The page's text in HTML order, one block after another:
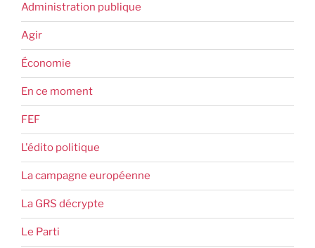
Administration publique
Agir
Économie
En ce moment
FEF
L'édito politique
La campagne européenne
La GRS décrypte
Le Parti